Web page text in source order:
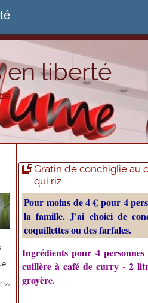
en liberté
>>
Gratin de conchiglie au
qui riz
Pour moins de 4 € pour 4
la famille. J'ai choici de
coquillettes ou des farfales.
Ingrédients pour 4
cuillère à café de curry - 2
groyère.